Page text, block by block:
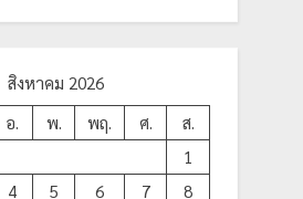
สิงหาคม 2026
อ. พ. พฤ. ศ.
ส.
1
4 5 6 7
8